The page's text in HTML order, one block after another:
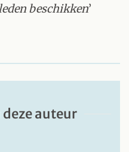
beschikken’
auteur